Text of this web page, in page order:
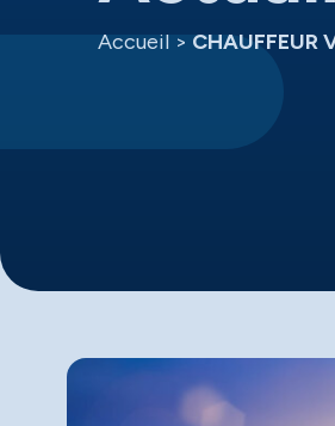
Accueil > CHAUFFEUR